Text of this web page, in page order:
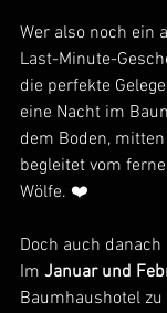
Wer also noch ein
Last-Minute-
die perfekte
eine Nacht im
dem Boden,
begleitet vom
Wölfe. ❤️
Doch auch
Im Januar und
Baumhaushotel